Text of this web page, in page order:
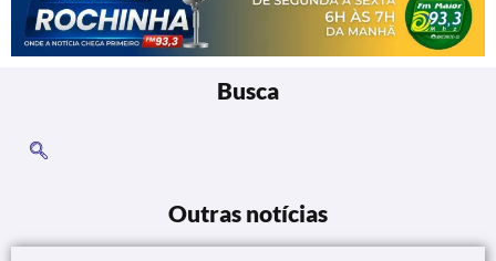
Busca
Outras notícias